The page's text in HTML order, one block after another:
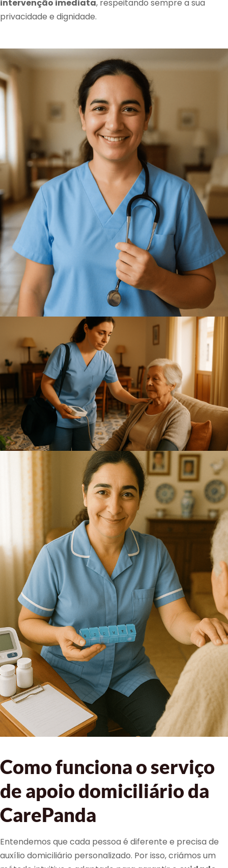
intervenção imediata, respeitando sempre a sua
privacidade e dignidade.
Como funciona o serviço
de apoio domiciliário da
CarePanda
Entendemos que cada pessoa é diferente e precisa de
auxílio domiciliário personalizado. Por isso, criámos um